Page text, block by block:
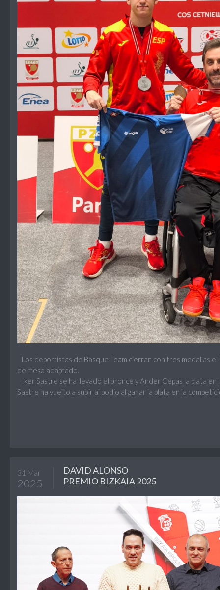
Los deportistas de Basque Team cierran con tres medallas
de mesa adaptado.
Iker Sastre se ha llevado el bronce y Ander Cepas la plata en
Sastre ha vuelto a subir al podio al ganar la plata en la
31 Mar
2025
DAVID ALONSO
PREMIO BIZKAIA 2025